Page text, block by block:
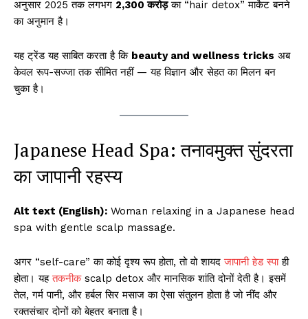
अनुसार 2025 तक लगभग ₹2,300 करोड़का “hair detox” मार्केट बनने
का अनुमान है।
यह ट्रेंड यह साबित करता है कि beauty and wellness tricks अब
केवल रूप-सज्जा तक सीमित नहीं — यह विज्ञान और सेहत का मिलन बन
चुका है।
Japanese Head Spa: तनावमुक्त सुंदरता
का जापानी रहस्य
Alt text (English): Woman relaxing in a Japanese head
spa with gentle scalp massage.
अगर “self-care” का कोई दृश्य रूप होता, तो वो शायदजापानी हेड स्पाही
होता। यहतकनीकscalp detox और मानसिक शांति दोनों देती है। इसमें
तेल, गर्म पानी, और हर्बल सिर मसाज का ऐसा संतुलन होता है जो नींद और
रक्तसंचार दोनों को बेहतर बनाता है।